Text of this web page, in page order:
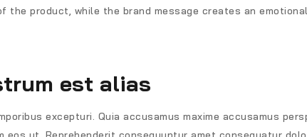
product, while the brand message creates an
est alias
excepturi. Quia accusamus maxime accusamus